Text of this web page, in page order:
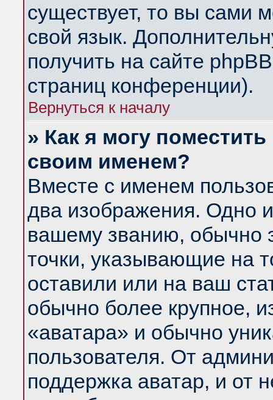
существует, то вы сами
свой язык.
получить на сайте
страниц конференции).
Вернуться к началу
» Как я могу
своим именем?
Вместе с именем
два изображения. Одно
вашему званию, обычно
точки, указывающие на
оставили или на ваш
обычно более крупное,
«аватара» и обычно
пользователя. От
поддержка аватар, и от